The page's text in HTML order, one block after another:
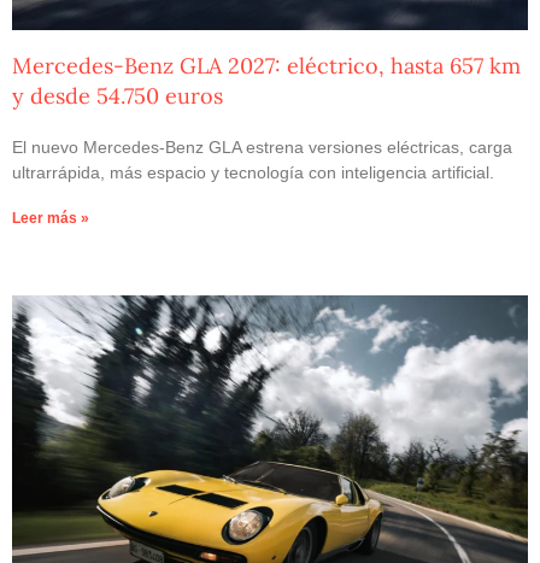
Mercedes-Benz GLA 2027: eléctrico, hasta 657 km
y desde 54.750 euros
El nuevo Mercedes-Benz GLA estrena versiones eléctricas, carga
ultrarrápida, más espacio y tecnología con inteligencia artificial.
Leer más »